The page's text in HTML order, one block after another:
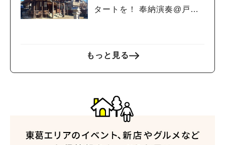
タートを！ 奉納演奏@戸張
もっと見る